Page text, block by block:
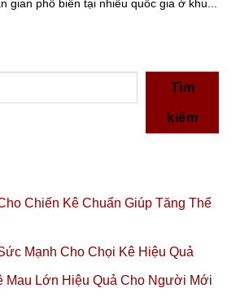
gian phổ biến tại nhiều quốc gia ở khu...
Tìm
kiếm
Chiến Kê Chuẩn Giúp Tăng Thể
Mạnh Cho Chọi Kê Hiệu Quả
Mau Lớn Hiệu Quả Cho Người Mới